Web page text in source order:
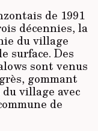
de 1991
décennies, la
du village
surface. Des
sont venus
gommant
village avec
de